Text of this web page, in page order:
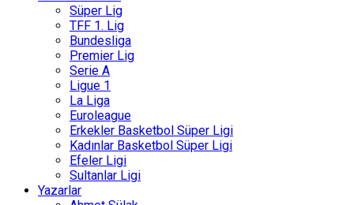
Süper Lig
TFF 1. Lig
Bundesliga
Premier Lig
Serie A
Ligue 1
La Liga
Euroleague
Erkekler Basketbol Süper Ligi
Kadınlar Basketbol Süper Ligi
Efeler Ligi
Sultanlar Ligi
Yazarlar